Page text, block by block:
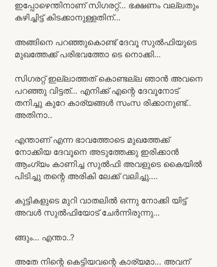
ഇപ്പോഴെന്തിനാണ് സിഗരറ്റ്… ഭക്ഷണം വല്ലതും
കഴിച്ചിട്ട് കിടക്കാനുള്ളതിന്…
അങ്ങിനെ പറഞ്ഞുകൊണ്ട് ദേവൂ സുൽഫിയുടെ
മുഖത്തേക്ക് പരിഭവത്തോ ടെ നൊക്കി…
സിഗരറ്റ് ഇല്ലാത്തത് കൊണ്ടല്ല ഞാൻ അവനെ
പറഞ്ഞു വിട്ടത്… എനിക്ക് എന്റെ ദേവൂനോട്
തനിച്ചു കുറേ കാര്യങ്ങൾ സംസ രിക്കാനുണ്ട്..
അതിനാ..
എന്താണ് എന്ന ഭാവത്തോടെ മുഖത്തേക്ക്
നോക്കിയ ദേവൂനെ അടുത്തേക്കു ഇരിക്കാൻ
ആംഗ്യം കാണിച്ച സുൽഫി അവളുടെ കൈയിൽ
പിടിച്ചു തന്റെ അരികി ലേക്ക് വലിച്ചു….
കുട്ടികളുടെ മുറി വാതലിൽ ഒന്നു നോക്കി യിട്ട്
അവൾ സുൽഫിയോട് ചേർന്നിരുന്നു…
ങ്ങും… എന്താ..?
അതേ നിന്റെ കെട്ടിയവന്റെ കാര്യമാ… അവന്